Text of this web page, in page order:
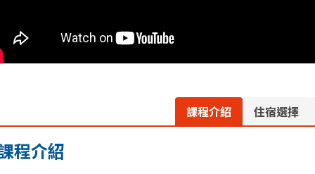
課程介紹 住宿選擇
程介紹